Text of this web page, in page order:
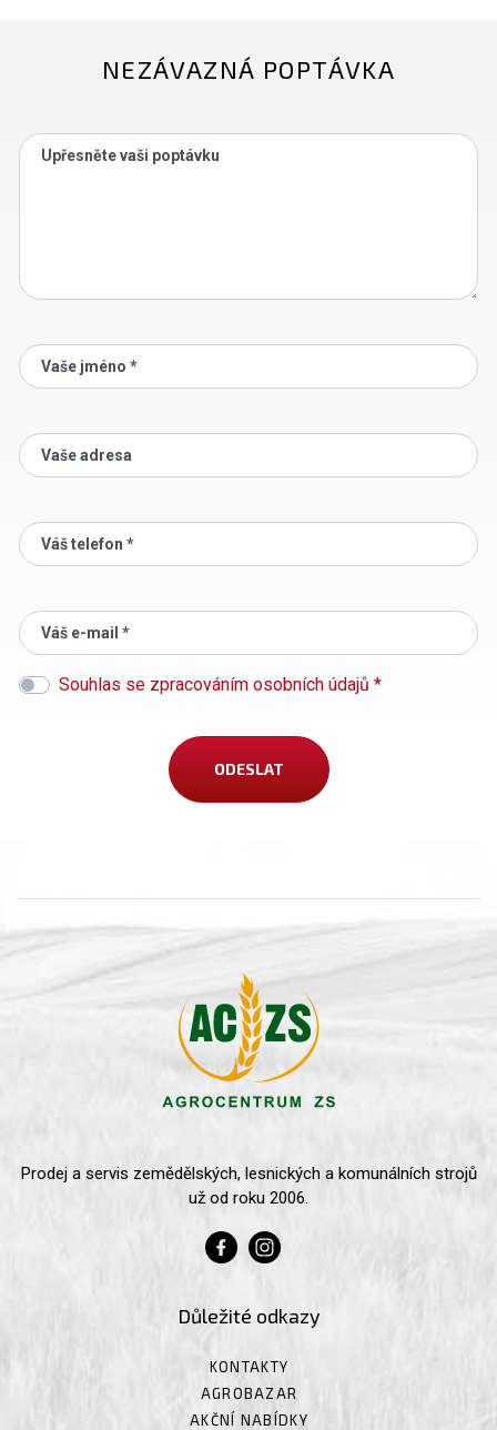
NEZÁVAZNÁ POPTÁVKA
Upřesněte vaši poptávku
Vaše jméno *
Vaše adresa
Váš telefon *
Váš e-mail *
Souhlas se zpracováním osobních údajů *
Prodej a servis zemědělských, lesnických a komunálních strojů
už od roku 2006.
Důležité odkazy
KONTAKTY
AGROBAZAR
AKČNÍ NABÍDKY